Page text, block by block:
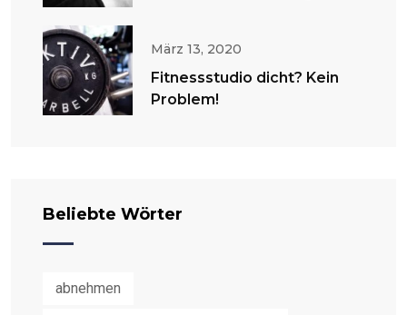
März 13, 2020
Fitnessstudio dicht? Kein
Problem!
Beliebte Wörter
abnehmen